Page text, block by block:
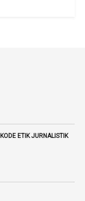
KODE ETIK JURNALISTIK